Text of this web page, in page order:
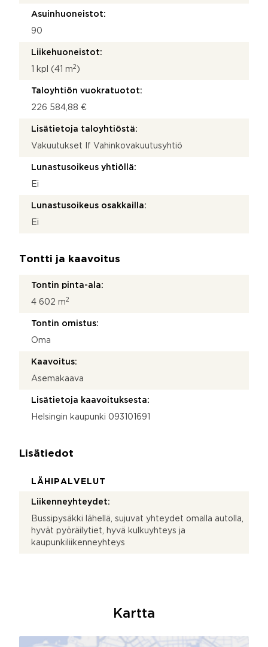
Asuinhuoneistot:
90
Liikehuoneistot:
1 kpl (41 m2 )
Taloyhtiön vuokratuotot:
226 584,88 €
Lisätietoja taloyhtiöstä:
Vakuutukset If Vahinkovakuutusyhtiö
Lunastusoikeus yhtiöllä:
Ei
Lunastusoikeus osakkailla:
Ei
Tontti ja kaavoitus
Tontin pinta-ala:
4 602 m2
Tontin omistus:
Oma
Kaavoitus:
Asemakaava
Lisätietoja kaavoituksesta:
Helsingin kaupunki 093101691
Lisätiedot
LÄHIPALVELUT
Liikenneyhteydet:
Bussipysäkki lähellä, sujuvat yhteydet omalla autolla,
hyvät pyöräilytiet, hyvä kulkuyhteys ja
kaupunkiliikenneyhteys
Kartta